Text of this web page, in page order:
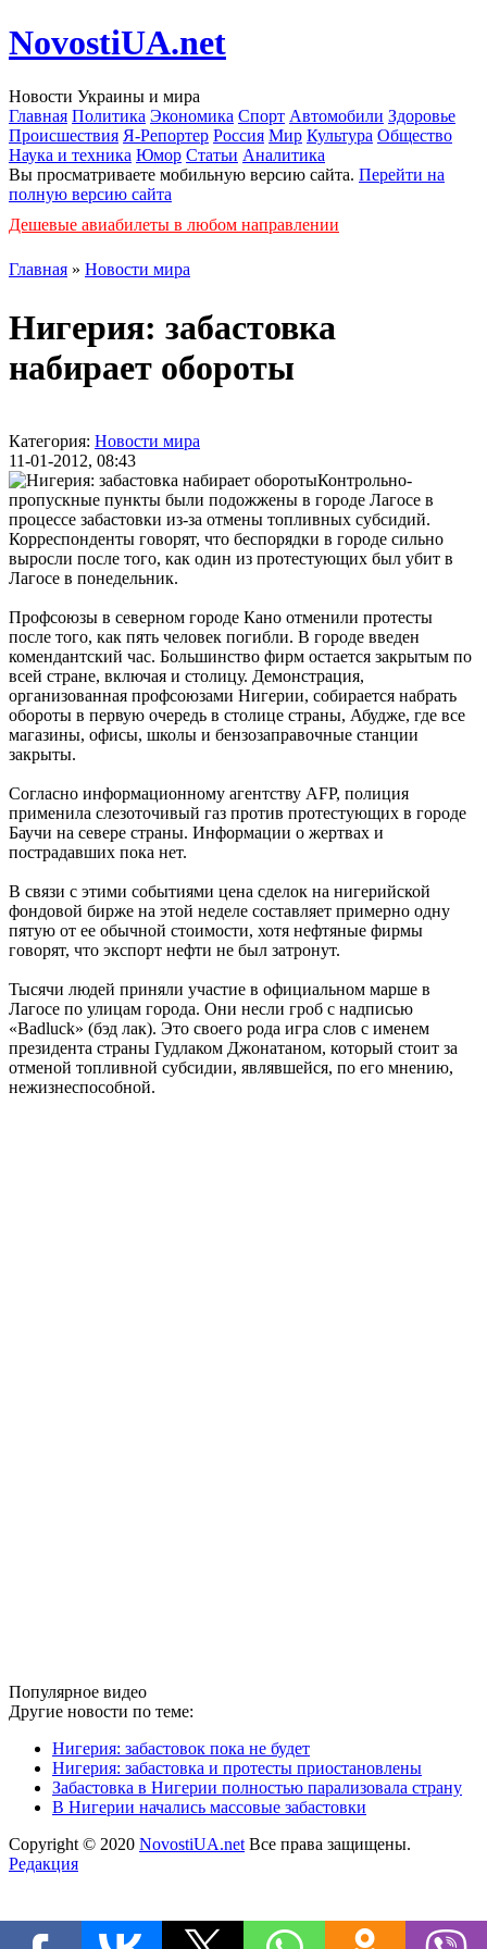
NovostiUA.net
Новости Украины и мира
Главная Политика Экономика Спорт Автомобили Здоровье
Происшествия Я-Репортер Россия Мир Культура Общество
Наука и техника Юмор Статьи Аналитика
Вы просматриваете мобильную версию сайта. Перейти на
полную версию сайта
Дешевые авиабилеты в любом направлении
Главная » Новости мира
Нигерия: забастовка
набирает обороты
Категория: Новости мира
11-01-2012, 08:43
Контрольно-
пропускные пункты были подожжены в городе Лагосе в
процессе забастовки из-за отмены топливных субсидий.
Корреспонденты говорят, что беспорядки в городе сильно
выросли после того, как один из протестующих был убит в
Лагосе в понедельник.
Профсоюзы в северном городе Кано отменили протесты
после того, как пять человек погибли. В городе введен
комендантский час. Большинство фирм остается закрытым по
всей стране, включая и столицу. Демонстрация,
организованная профсоюзами Нигерии, собирается набрать
обороты в первую очередь в столице страны, Абудже, где все
магазины, офисы, школы и бензозаправочные станции
закрыты.
Согласно информационному агентству AFP, полиция
применила слезоточивый газ против протестующих в городе
Баучи на севере страны. Информации о жертвах и
пострадавших пока нет.
В связи с этими событиями цена сделок на нигерийской
фондовой бирже на этой неделе составляет примерно одну
пятую от ее обычной стоимости, хотя нефтяные фирмы
говорят, что экспорт нефти не был затронут.
Тысячи людей приняли участие в официальном марше в
Лагосе по улицам города. Они несли гроб с надписью
«Badluck» (бэд лак). Это своего рода игра слов с именем
президента страны Гудлаком Джонатаном, который стоит за
отменой топливной субсидии, являвшейся, по его мнению,
нежизнеспособной.
Популярное видео
Другие новости по теме:
Нигерия: забастовок пока не будет
Нигерия: забастовка и протесты приостановлены
Забастовка в Нигерии полностью парализовала страну
В Нигерии начались массовые забастовки
Copyright © 2020 NovostiUA.net Все права защищены.
Редакция